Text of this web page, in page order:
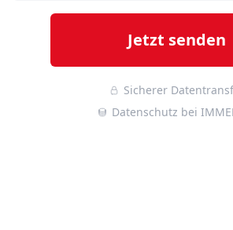
Jetzt senden
Sicherer
Datenschutz bei